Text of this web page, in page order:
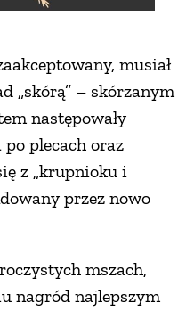
musiał
„skórą” – skórzanym
następowały
plecach oraz
z „krupnioku i
przez nowo
mszach,
nagród najlepszym
SAM